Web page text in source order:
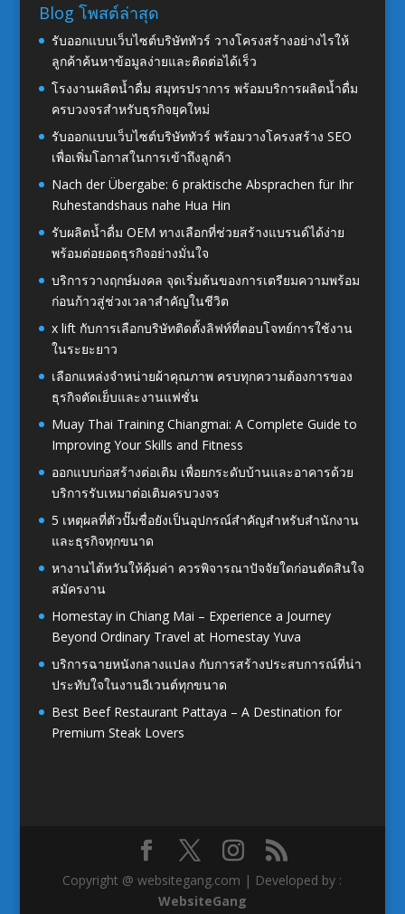
Blog โพสต์ล่าสุด
รับออกแบบเว็บไซต์บริษัททัวร์ วางโครงสร้างอย่างไรให้
ลูกค้าค้นหาข้อมูลง่ายและติดต่อได้เร็ว
โรงงานผลิตน้ำดื่ม สมุทรปราการ พร้อมบริการผลิตน้ำดื่ม
ครบวงจรสำหรับธุรกิจยุคใหม่
รับออกแบบเว็บไซต์บริษัททัวร์ พร้อมวางโครงสร้าง SEO
เพื่อเพิ่มโอกาสในการเข้าถึงลูกค้า
Nach der Übergabe: 6 praktische Absprachen für Ihr
Ruhestandshaus nahe Hua Hin
รับผลิตน้ำดื่ม OEM ทางเลือกที่ช่วยสร้างแบรนด์ได้ง่าย
พร้อมต่อยอดธุรกิจอย่างมั่นใจ
บริการวางฤกษ์มงคล จุดเริ่มต้นของการเตรียมความพร้อม
ก่อนก้าวสู่ช่วงเวลาสำคัญในชีวิต
x lift กับการเลือกบริษัทติดตั้งลิฟท์ที่ตอบโจทย์การใช้งาน
ในระยะยาว
เลือกแหล่งจำหน่ายผ้าคุณภาพ ครบทุกความต้องการของ
ธุรกิจตัดเย็บและงานแฟชั่น
Muay Thai Training Chiangmai: A Complete Guide to
Improving Your Skills and Fitness
ออกแบบก่อสร้างต่อเติม เพื่อยกระดับบ้านและอาคารด้วย
บริการรับเหมาต่อเติมครบวงจร
5 เหตุผลที่ตัวปั๊มชื่อยังเป็นอุปกรณ์สำคัญสำหรับสำนักงาน
และธุรกิจทุกขนาด
หางานไต้หวันให้คุ้มค่า ควรพิจารณาปัจจัยใดก่อนตัดสินใจ
สมัครงาน
Homestay in Chiang Mai – Experience a Journey
Beyond Ordinary Travel at Homestay Yuva
บริการฉายหนังกลางแปลง กับการสร้างประสบการณ์ที่น่า
ประทับใจในงานอีเวนต์ทุกขนาด
Best Beef Restaurant Pattaya – A Destination for
Premium Steak Lovers
Copyright @ websitegang.com | Developed by :
WebsiteGang